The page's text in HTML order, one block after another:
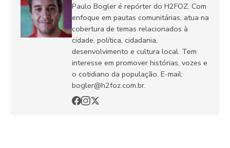
Paulo Bogler é repórter do H2FOZ. Com
enfoque em pautas comunitárias, atua na
cobertura de temas relacionados à
cidade, política, cidadania,
desenvolvimento e cultura local. Tem
interesse em promover histórias, vozes e
o cotidiano da população. E-mail:
bogler@h2foz.com.br.